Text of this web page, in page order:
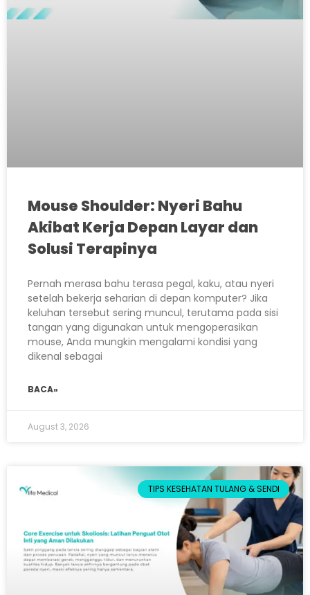
Mouse Shoulder: Nyeri Bahu
Akibat Kerja Depan Layar dan
Solusi Terapinya
Pernah merasa bahu terasa pegal, kaku, atau nyeri
setelah bekerja seharian di depan komputer? Jika
keluhan tersebut sering muncul, terutama pada sisi
tangan yang digunakan untuk mengoperasikan
mouse, Anda mungkin mengalami kondisi yang
dikenal sebagai
BACA»
August 3, 2026
TIPS KESEHATAN TULANG & SENDI